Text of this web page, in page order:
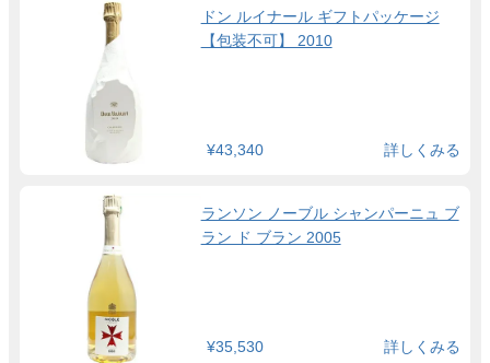
ドン ルイナール ギフトパッケージ
【包装不可】 2010
¥43,340 詳しくみる
ランソン ノーブル シャンパーニュ ブ
ラン ド ブラン 2005
¥35,530 詳しくみる